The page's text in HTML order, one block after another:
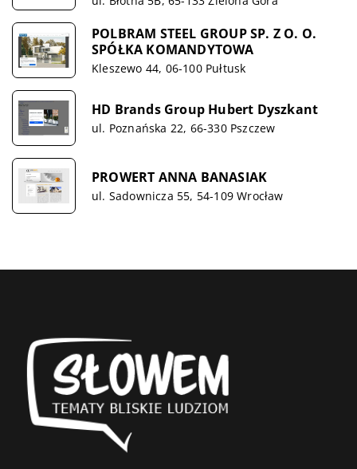
POLBRAM STEEL GROUP SP. Z O. O.
SPÓŁKA KOMANDYTOWA
Kleszewo 44, 06-100 Pułtusk
HD Brands Group Hubert Dyszkant
ul. Poznańska 22, 66-330 Pszczew
PROWERT ANNA BANASIAK
ul. Sadownicza 55, 54-109 Wrocław